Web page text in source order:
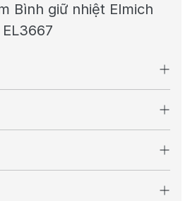
Bình giữ nhiệt Elmich